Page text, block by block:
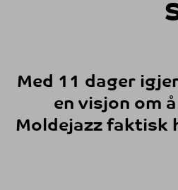
Med 11 dager
en visjon om
Moldejazz faktisk